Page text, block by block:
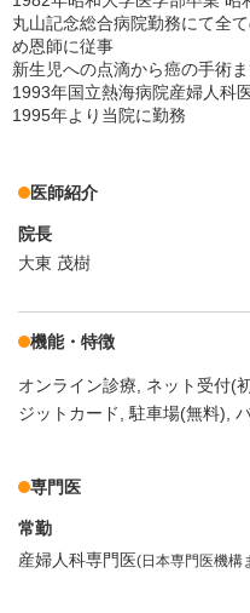
丸山記念総合病院勤務にて全
め恩師に従事
新生児への点滴から癌の手術
1993年国立熱海病院産婦人科
1995年より当院に勤務
医師紹介
院長
大東 茂樹
機能・特徴
オンライン診療 ネット受付(
ジットカード
駐車場(無料)
専門医
常勤
産婦人科専門医(日本専門医機構